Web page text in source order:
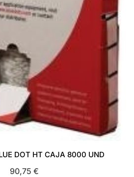
DOT HT CAJA 8000 UND
90,75 €